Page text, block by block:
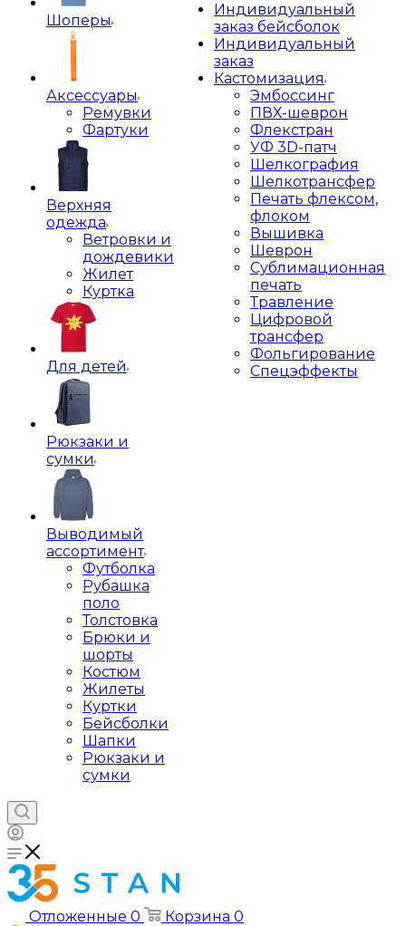
Шоперы
Аксессуары
Ремувки
Фартуки
Верхняя
одежда
Ветровки и
дождевики
Жилет
Куртка
Для детей
Рюкзаки и
сумки
Выводимый
ассортимент
Футболка
Рубашка
поло
Толстовка
Брюки и
шорты
Костюм
Жилеты
Куртки
Бейсболки
Шапки
Рюкзаки и
сумки
Индивидуальный
заказ бейсболок
Индивидуальный
заказ
Кастомизация
Эмбоссинг
ПВХ-шеврон
Флекстран
УФ 3D-патч
Шелкография
Шелкотрансфер
Печать флексом,
флоком
Вышивка
Шеврон
Сублимационная
печать
Травление
Цифровой
трансфер
Фольгирование
Спецэффекты
Отложенные 0 Корзина 0